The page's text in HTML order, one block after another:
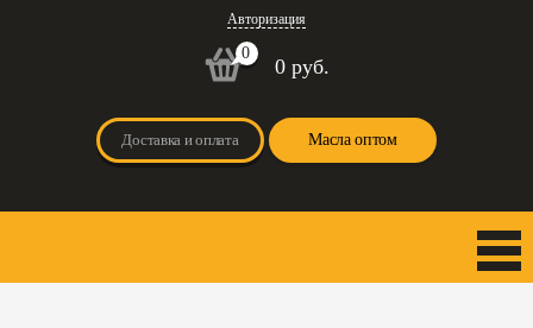
Авторизация
0
0 руб.
Доставка и оплата Масла оптом